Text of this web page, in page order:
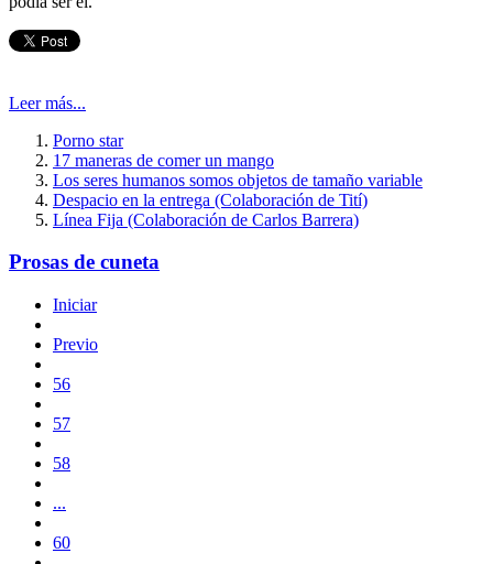
Leer más...
Porno star
17 maneras de comer un mango
Los seres humanos somos objetos de tamaño variable
Despacio en la entrega (Colaboración de Tití)
Línea Fija (Colaboración de Carlos Barrera)
Prosas de cuneta
Iniciar
Previo
56
57
58
...
60